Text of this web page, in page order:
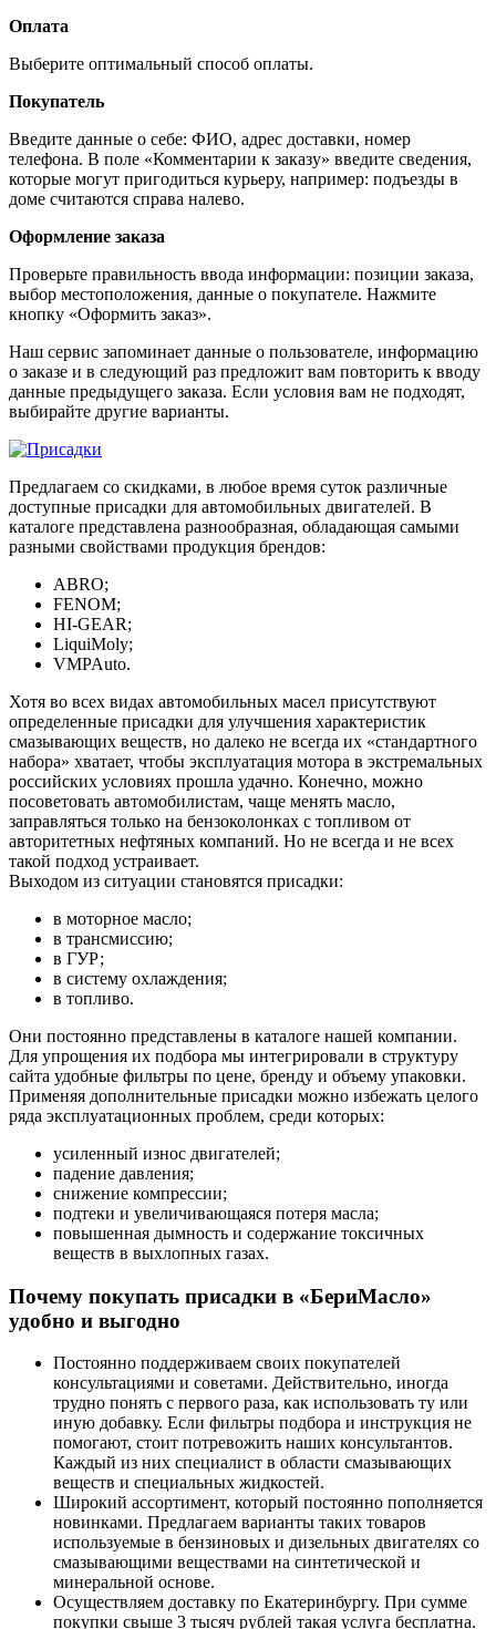
Оплата
Выберите оптимальный способ оплаты.
Покупатель
Введите данные о себе: ФИО, адрес доставки, номер
телефона. В поле «Комментарии к заказу» введите сведения,
которые могут пригодиться курьеру, например: подъезды в
доме считаются справа налево.
Оформление заказа
Проверьте правильность ввода информации: позиции заказа,
выбор местоположения, данные о покупателе. Нажмите
кнопку «Оформить заказ».
Наш сервис запоминает данные о пользователе, информацию
о заказе и в следующий раз предложит вам повторить к вводу
данные предыдущего заказа. Если условия вам не подходят,
выбирайте другие варианты.
Предлагаем со скидками, в любое время суток различные
доступные присадки для автомобильных двигателей. В
каталоге представлена разнообразная, обладающая самыми
разными свойствами продукция брендов:
ABRO;
FENOM;
HI-GEAR;
LiquiMoly;
VMPAuto.
Хотя во всех видах автомобильных масел присутствуют
определенные присадки для улучшения характеристик
смазывающих веществ, но далеко не всегда их «стандартного
набора» хватает, чтобы эксплуатация мотора в экстремальных
российских условиях прошла удачно. Конечно, можно
посоветовать автомобилистам, чаще менять масло,
заправляться только на бензоколонках с топливом от
авторитетных нефтяных компаний. Но не всегда и не всех
такой подход устраивает.
Выходом из ситуации становятся присадки:
в моторное масло;
в трансмиссию;
в ГУР;
в систему охлаждения;
в топливо.
Они постоянно представлены в каталоге нашей компании.
Для упрощения их подбора мы интегрировали в структуру
сайта удобные фильтры по цене, бренду и объему упаковки.
Применяя дополнительные присадки можно избежать целого
ряда эксплуатационных проблем, среди которых:
усиленный износ двигателей;
падение давления;
снижение компрессии;
подтеки и увеличивающаяся потеря масла;
повышенная дымность и содержание токсичных
веществ в выхлопных газах.
Почему покупать присадки в «БериМасло»
удобно и выгодно
Постоянно поддерживаем своих покупателей
консультациями и советами. Действительно, иногда
трудно понять с первого раза, как использовать ту или
иную добавку. Если фильтры подбора и инструкция не
помогают, стоит потревожить наших консультантов.
Каждый из них специалист в области смазывающих
веществ и специальных жидкостей.
Широкий ассортимент, который постоянно пополняется
новинками. Предлагаем варианты таких товаров
используемые в бензиновых и дизельных двигателях со
смазывающими веществами на синтетической и
минеральной основе.
Осуществляем доставку по Екатеринбургу. При сумме
покупки свыше 3 тысяч рублей такая услуга бесплатна.